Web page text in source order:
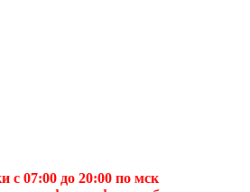
с 07:00 до 20:00 по мск